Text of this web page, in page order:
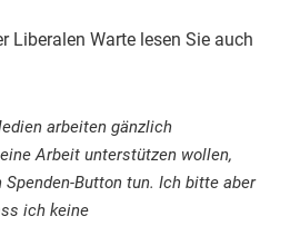
Liberalen Warte lesen Sie auch
arbeiten gänzlich
Arbeit unterstützen wollen,
Spenden-Button tun. Ich bitte aber
ich keine